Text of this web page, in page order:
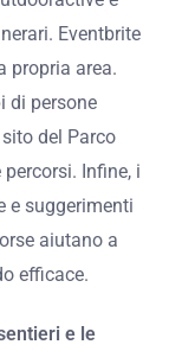
Eventbrite
propria area.
di persone
del Parco
Infine, i
e suggerimenti
aiutano a
efficace.
e le